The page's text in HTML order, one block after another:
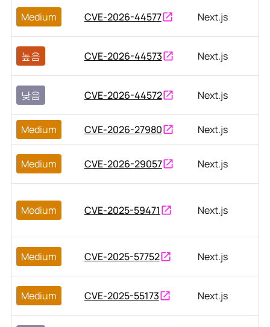
Medium CVE-2026-44577 Next.js
높음 CVE-2026-44573 Next.js
낮음 CVE-2026-44572 Next.js
Medium CVE-2026-27980 Next.js
Medium CVE-2026-29057 Next.js
Medium CVE-2025-59471 Next.js
Medium CVE-2025-57752 Next.js
Medium CVE-2025-55173 Next.js